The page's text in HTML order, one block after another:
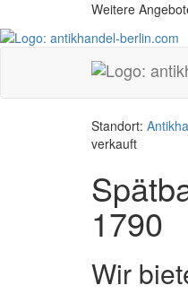
Hauptinhalt
springen
Weitere
Standort:
verkauft
1790
Wir